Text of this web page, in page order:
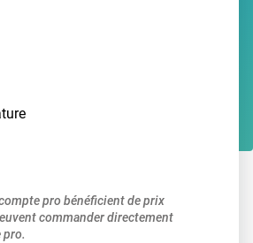
pro bénéficient de prix
commander directement
pro.